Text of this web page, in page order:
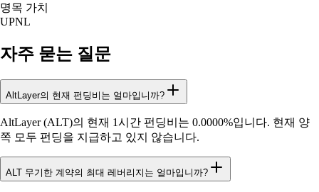
명목 가치
UPNL
자주 묻는 질문
AltLayer의 현재 펀딩비는 얼마입니까?
AltLayer (ALT)의 현재 1시간 펀딩비는 0.0000%입니다. 현재 양
쪽 모두 펀딩을 지급하고 있지 않습니다.
ALT 무기한 계약의 최대 레버리지는 얼마입니까?